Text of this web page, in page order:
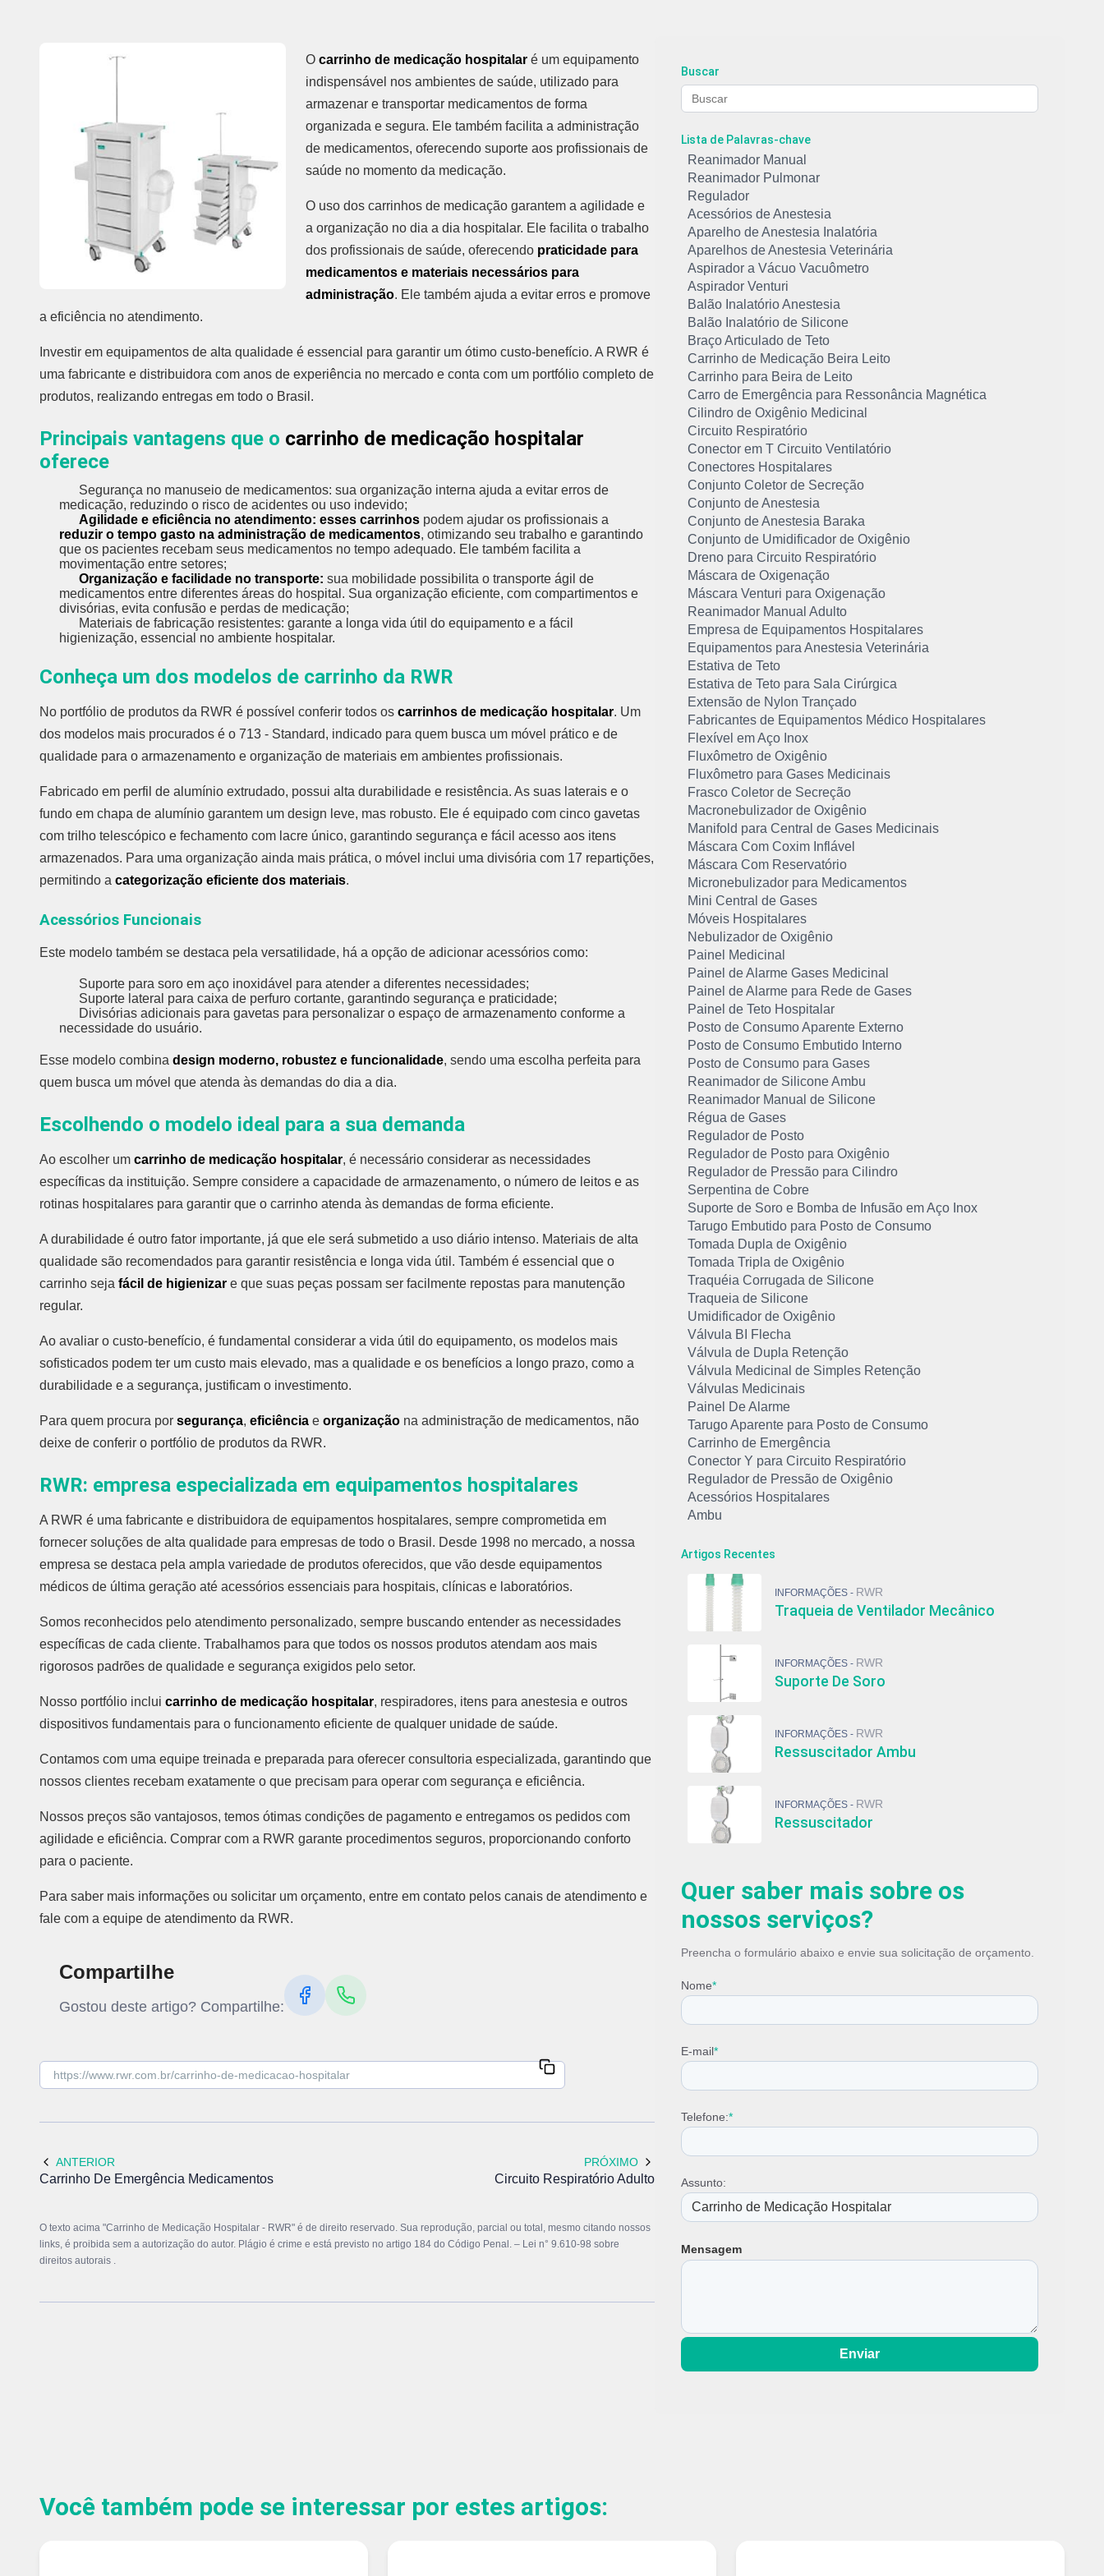
O carrinho de medicação hospitalar é um equipamento
indispensável nos ambientes de saúde, utilizado para
armazenar e transportar medicamentos de forma
organizada e segura. Ele também facilita a administração
de medicamentos, oferecendo suporte aos profissionais de
saúde no momento da medicação.
O uso dos carrinhos de medicação garantem a agilidade e
a organização no dia a dia hospitalar. Ele facilita o trabalho
dos profissionais de saúde, oferecendo praticidade para
medicamentos e materiais necessários para
administração. Ele também ajuda a evitar erros e promove
a eficiência no atendimento.
Investir em equipamentos de alta qualidade é essencial para garantir um ótimo custo-benefício. A RWR é
uma fabricante e distribuidora com anos de experiência no mercado e conta com um portfólio completo de
produtos, realizando entregas em todo o Brasil.
Principais vantagens que o carrinho de medicação hospitalar
oferece
Segurança no manuseio de medicamentos: sua organização interna ajuda a evitar erros de
medicação, reduzindo o risco de acidentes ou uso indevido;
Agilidade e eficiência no atendimento: esses carrinhos podem ajudar os profissionais a
reduzir o tempo gasto na administração de medicamentos, otimizando seu trabalho e garantindo
que os pacientes recebam seus medicamentos no tempo adequado. Ele também facilita a
movimentação entre setores;
Organização e facilidade no transporte: sua mobilidade possibilita o transporte ágil de
medicamentos entre diferentes áreas do hospital. Sua organização eficiente, com compartimentos e
divisórias, evita confusão e perdas de medicação;
Materiais de fabricação resistentes: garante a longa vida útil do equipamento e a fácil
higienização, essencial no ambiente hospitalar.
Conheça um dos modelos de carrinho da RWR
No portfólio de produtos da RWR é possível conferir todos os carrinhos de medicação hospitalar. Um
dos modelos mais procurados é o 713 - Standard, indicado para quem busca um móvel prático e de
qualidade para o armazenamento e organização de materiais em ambientes profissionais.
Fabricado em perfil de alumínio extrudado, possui alta durabilidade e resistência. As suas laterais e o
fundo em chapa de alumínio garantem um design leve, mas robusto. Ele é equipado com cinco gavetas
com trilho telescópico e fechamento com lacre único, garantindo segurança e fácil acesso aos itens
armazenados. Para uma organização ainda mais prática, o móvel inclui uma divisória com 17 repartições,
permitindo a categorização eficiente dos materiais.
Acessórios Funcionais
Este modelo também se destaca pela versatilidade, há a opção de adicionar acessórios como:
Suporte para soro em aço inoxidável para atender a diferentes necessidades;
Suporte lateral para caixa de perfuro cortante, garantindo segurança e praticidade;
Divisórias adicionais para gavetas para personalizar o espaço de armazenamento conforme a
necessidade do usuário.
Esse modelo combina design moderno, robustez e funcionalidade, sendo uma escolha perfeita para
quem busca um móvel que atenda às demandas do dia a dia.
Escolhendo o modelo ideal para a sua demanda
Ao escolher um carrinho de medicação hospitalar, é necessário considerar as necessidades
específicas da instituição. Sempre considere a capacidade de armazenamento, o número de leitos e as
rotinas hospitalares para garantir que o carrinho atenda às demandas de forma eficiente.
A durabilidade é outro fator importante, já que ele será submetido a uso diário intenso. Materiais de alta
qualidade são recomendados para garantir resistência e longa vida útil. Também é essencial que o
carrinho seja fácil de higienizar e que suas peças possam ser facilmente repostas para manutenção
regular.
Ao avaliar o custo-benefício, é fundamental considerar a vida útil do equipamento, os modelos mais
sofisticados podem ter um custo mais elevado, mas a qualidade e os benefícios a longo prazo, como a
durabilidade e a segurança, justificam o investimento.
Para quem procura por segurança, eficiência e organização na administração de medicamentos, não
deixe de conferir o portfólio de produtos da RWR.
RWR: empresa especializada em equipamentos hospitalares
A RWR é uma fabricante e distribuidora de equipamentos hospitalares, sempre comprometida em
fornecer soluções de alta qualidade para empresas de todo o Brasil. Desde 1998 no mercado, a nossa
empresa se destaca pela ampla variedade de produtos oferecidos, que vão desde equipamentos
médicos de última geração até acessórios essenciais para hospitais, clínicas e laboratórios.
Somos reconhecidos pelo atendimento personalizado, sempre buscando entender as necessidades
específicas de cada cliente. Trabalhamos para que todos os nossos produtos atendam aos mais
rigorosos padrões de qualidade e segurança exigidos pelo setor.
Nosso portfólio inclui carrinho de medicação hospitalar, respiradores, itens para anestesia e outros
dispositivos fundamentais para o funcionamento eficiente de qualquer unidade de saúde.
Contamos com uma equipe treinada e preparada para oferecer consultoria especializada, garantindo que
nossos clientes recebam exatamente o que precisam para operar com segurança e eficiência.
Nossos preços são vantajosos, temos ótimas condições de pagamento e entregamos os pedidos com
agilidade e eficiência. Comprar com a RWR garante procedimentos seguros, proporcionando conforto
para o paciente.
Para saber mais informações ou solicitar um orçamento, entre em contato pelos canais de atendimento e
fale com a equipe de atendimento da RWR.
Compartilhe
Gostou deste artigo? Compartilhe:
ANTERIOR
Carrinho De Emergência Medicamentos
PRÓXIMO
Circuito Respiratório Adulto
O texto acima "Carrinho de Medicação Hospitalar - RWR" é de direito reservado. Sua reprodução, parcial ou total, mesmo citando nossos
links, é proibida sem a autorização do autor. Plágio é crime e está previsto no artigo 184 do Código Penal. – Lei n° 9.610-98 sobre
direitos autorais .
Buscar
Lista de Palavras-chave
Reanimador Manual
Reanimador Pulmonar
Regulador
Acessórios de Anestesia
Aparelho de Anestesia Inalatória
Aparelhos de Anestesia Veterinária
Aspirador a Vácuo Vacuômetro
Aspirador Venturi
Balão Inalatório Anestesia
Balão Inalatório de Silicone
Braço Articulado de Teto
Carrinho de Medicação Beira Leito
Carrinho para Beira de Leito
Carro de Emergência para Ressonância Magnética
Cilindro de Oxigênio Medicinal
Circuito Respiratório
Conector em T Circuito Ventilatório
Conectores Hospitalares
Conjunto Coletor de Secreção
Conjunto de Anestesia
Conjunto de Anestesia Baraka
Conjunto de Umidificador de Oxigênio
Dreno para Circuito Respiratório
Máscara de Oxigenação
Máscara Venturi para Oxigenação
Reanimador Manual Adulto
Empresa de Equipamentos Hospitalares
Equipamentos para Anestesia Veterinária
Estativa de Teto
Estativa de Teto para Sala Cirúrgica
Extensão de Nylon Trançado
Fabricantes de Equipamentos Médico Hospitalares
Flexível em Aço Inox
Fluxômetro de Oxigênio
Fluxômetro para Gases Medicinais
Frasco Coletor de Secreção
Macronebulizador de Oxigênio
Manifold para Central de Gases Medicinais
Máscara Com Coxim Inflável
Máscara Com Reservatório
Micronebulizador para Medicamentos
Mini Central de Gases
Móveis Hospitalares
Nebulizador de Oxigênio
Painel Medicinal
Painel de Alarme Gases Medicinal
Painel de Alarme para Rede de Gases
Painel de Teto Hospitalar
Posto de Consumo Aparente Externo
Posto de Consumo Embutido Interno
Posto de Consumo para Gases
Reanimador de Silicone Ambu
Reanimador Manual de Silicone
Régua de Gases
Regulador de Posto
Regulador de Posto para Oxigênio
Regulador de Pressão para Cilindro
Serpentina de Cobre
Suporte de Soro e Bomba de Infusão em Aço Inox
Tarugo Embutido para Posto de Consumo
Tomada Dupla de Oxigênio
Tomada Tripla de Oxigênio
Traquéia Corrugada de Silicone
Traqueia de Silicone
Umidificador de Oxigênio
Válvula BI Flecha
Válvula de Dupla Retenção
Válvula Medicinal de Simples Retenção
Válvulas Medicinais
Painel De Alarme
Tarugo Aparente para Posto de Consumo
Carrinho de Emergência
Conector Y para Circuito Respiratório
Regulador de Pressão de Oxigênio
Acessórios Hospitalares
Ambu
Carrinho de Medicação Hospitalar
Conjunto Baraka
Equipamentos Médicos e Hospitalares
Fluxômetro
Macronebulizador
Máscara com Reservatório de Oxigênio
Máscara de Alto Fluxo com Reservatório
Máscara de Oxigênio Hospitalar
Máscara Não Reinalante com Reservatório
Máscara Venturi Adulto
Micronebulizador Adulto
Regulador De Cilindro
Ressuscitador
Ressuscitador Ambu
Suporte De Soro
Traqueia de Ventilador Mecânico
Artigos Recentes
INFORMAÇÕES - RWR
Traqueia de Ventilador Mecânico
INFORMAÇÕES - RWR
Suporte De Soro
INFORMAÇÕES - RWR
Ressuscitador Ambu
INFORMAÇÕES - RWR
Ressuscitador
Quer saber mais sobre os
nossos serviços?
Preencha o formulário abaixo e envie sua solicitação de orçamento.
Nome*
E-mail*
Telefone:*
Assunto:
Mensagem
Enviar
Você também pode se interessar por estes artigos: